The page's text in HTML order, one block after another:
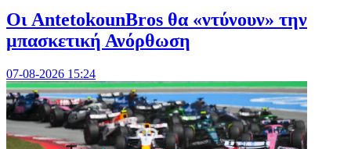
Oι AntetokounBros θα «ντύνουν» την
μπασκετική Ανόρθωση
07-08-2026 15:24